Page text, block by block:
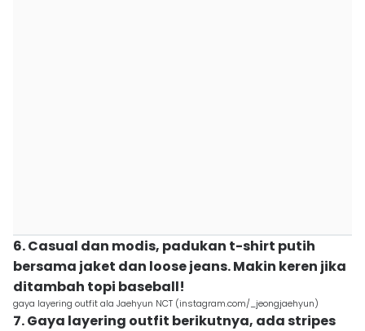
6. Casual dan modis, padukan t-shirt putih
bersama jaket dan loose jeans. Makin keren jika
ditambah topi baseball!
gaya layering outfit ala Jaehyun NCT (instagram.com/_jeongjaehyun)
7. Gaya layering outfit berikutnya, ada stripes